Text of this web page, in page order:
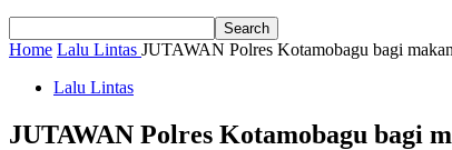
Home Lalu Lintas JUTAWAN Polres Kotamobagu bagi
Lalu Lintas
JUTAWAN Polres Kotamobagu bagi